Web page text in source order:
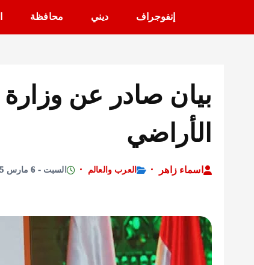
إنفوجراف ديني محافظة
بيان صادر عن
الأراضي
اسماء زاهر العرب والعالم السبت - 6 مارس 2025 - 3:26 صباحًا